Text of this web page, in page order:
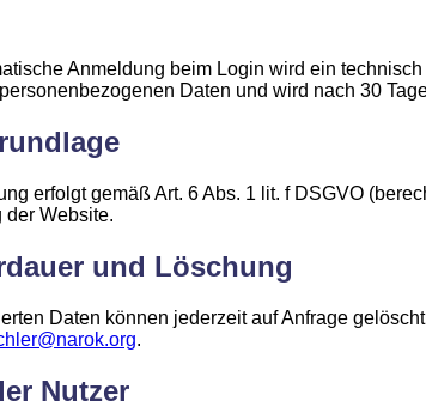
Anmeldung beim Login wird ein
Daten und wird nach 30
erfolgt gemäß Art. 6 Abs. 1 lit. f DSGVO
der Website.
und Löschung
Daten können jederzeit auf Anfrage
.
Nutzer